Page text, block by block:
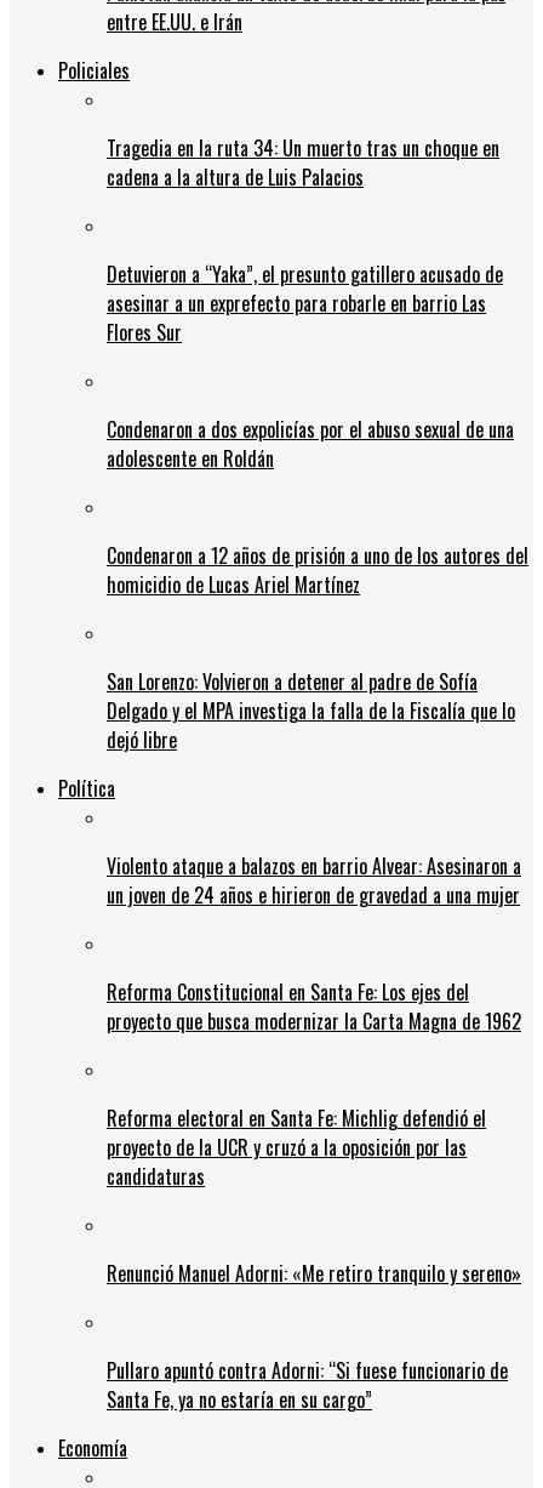
entre EE.UU. e Irán
Policiales
Tragedia en la ruta 34: Un muerto tras un choque en
cadena a la altura de Luis Palacios
Detuvieron a “Yaka”, el presunto gatillero acusado de
asesinar a un exprefecto para robarle en barrio Las
Flores Sur
Condenaron a dos expolicías por el abuso sexual de una
adolescente en Roldán
Condenaron a 12 años de prisión a uno de los autores del
homicidio de Lucas Ariel Martínez
San Lorenzo: Volvieron a detener al padre de Sofía
Delgado y el MPA investiga la falla de la Fiscalía que lo
dejó libre
Política
Violento ataque a balazos en barrio Alvear: Asesinaron a
un joven de 24 años e hirieron de gravedad a una mujer
Reforma Constitucional en Santa Fe: Los ejes del
proyecto que busca modernizar la Carta Magna de 1962
Reforma electoral en Santa Fe: Michlig defendió el
proyecto de la UCR y cruzó a la oposición por las
candidaturas
Renunció Manuel Adorni: «Me retiro tranquilo y sereno»
Pullaro apuntó contra Adorni: “Si fuese funcionario de
Santa Fe, ya no estaría en su cargo”
Economía